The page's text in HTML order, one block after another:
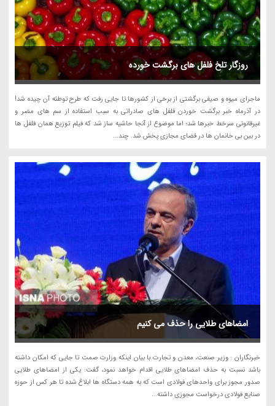
روزگار تلخ فلفل های برگشت خورده
ماجرای میوه و صیفی برگشتی از برخی از کشورها تا جایی رفت که طرح توطئه آن چیده شد!
در آذرماه خبر برگشت خوردن فلفل های صادراتی به سبب استفاده از سم های مضر و
غیرقانونی سرخط خبرها شد؛ اما موضوع از آنجا حاشیه ساز شد که فیلم توزیع همان فلفل ها
در بین بی خانمان ها در فضای مجازی پخش شد. چند...
امضاهای طلایی را حذف می کنیم
خبرنگاران : وزیر صنعت، معدن و تجارت با بیان اینکه وزارت صمت تا جایی که امکان داشته
باشد نسبت به حذف امضاهای طلایی اقدام خواهد نمود، گفت: یکی از امضاهای طلایی
صدور مجوز برای واحدهای فولادی است که به همه دستگاه ها ابلاغ شده تا هر کس از حوزه
صنایع فولادی درخواست مجوزی داشته...